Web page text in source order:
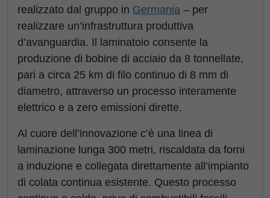
realizzato dal gruppo in Germania – per
realizzare un’infrastruttura produttiva
d’avanguardia. Il laminatoio consente la
produzione di bobine di acciaio da 8 tonnellate,
pari a circa 25 km di filo continuo di 8 mm di
diametro, attraverso un processo interamente
elettrico e a zero emissioni dirette.
Al cuore dell’innovazione c’è una linea di
laminazione lunga 300 metri, riscaldata da forni
a induzione e collegata direttamente all’impianto
di colata continua esistente. Questo processo